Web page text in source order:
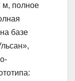
полное
базе